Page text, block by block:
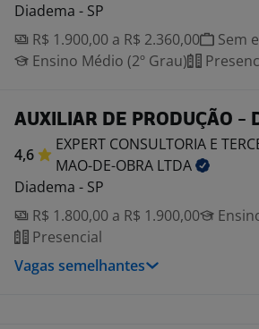
Diadema - SP
R$ 1.900,00 a R$ 2.360,00
Sem
Ensino Médio (2º Grau)
AUXILIAR DE PRODUÇÃO -
4,6
EXPERT CONSULTORIA E
MAO-DE-OBRA LTDA
Diadema - SP
R$ 1.800,00 a R$ 1.900,00
Presencial
Vagas semelhantes